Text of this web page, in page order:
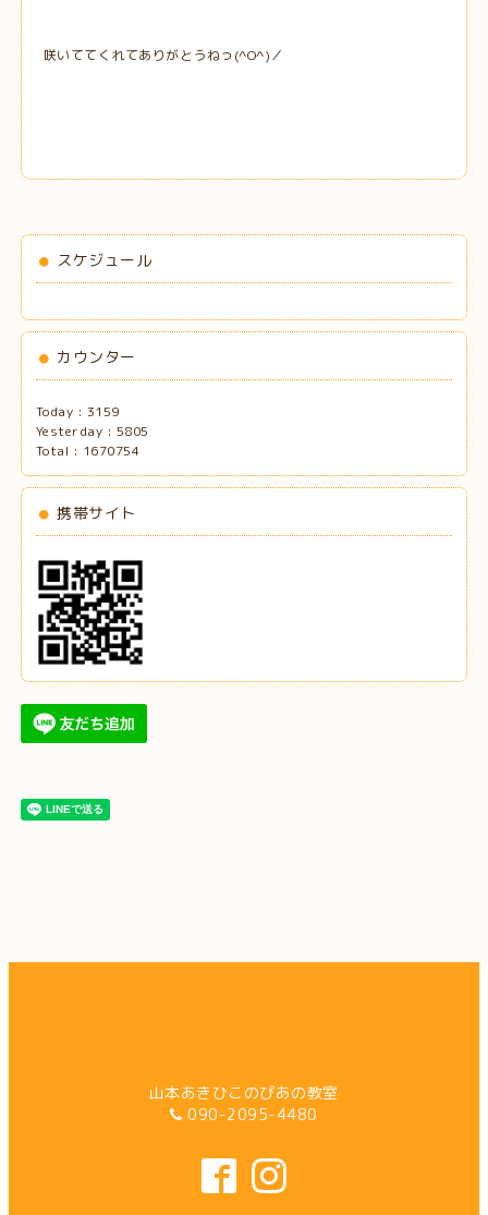
咲いててくれてありがとうねっ(^O^)／
スケジュール
カウンター
Today : 3159
Yesterday : 5805
Total : 1670754
携帯サイト
山本あきひこのぴあの教室
090-2095-4480